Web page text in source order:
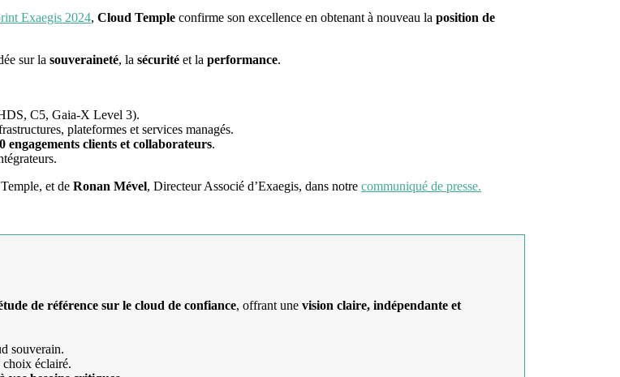
Exaegis 2024, Cloud Temple confirme son excellence en obtenant à nouveau la position de
sur la souveraineté, la sécurité et la performance.
C5, Gaia-X Level 3).
plateformes et services managés.
engagements clients et collaborateurs.
et de Ronan Mével, Directeur Associé d’Exaegis, dans notre communiqué de presse.
de référence sur le cloud de confiance, offrant une vision claire, indépendante et
souverain.
choix éclairé.